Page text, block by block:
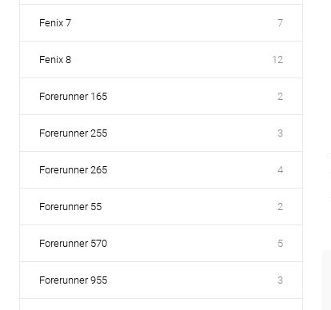
Fenix 7 7
Fenix 8 12
Forerunner 165 2
Forerunner 255 3
Forerunner 265 4
Forerunner 55 2
Forerunner 570 5
Forerunner 955 3